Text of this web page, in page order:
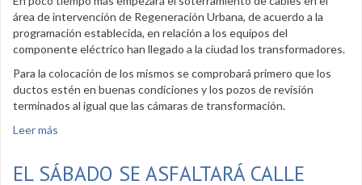
área de intervención de Regeneración Urbana, de acuerdo a la
programación establecida, en relación a los equipos del
componente eléctrico han llegado a la ciudad los transformadores.
Para la colocación de los mismos se comprobará primero que los
ductos estén en buenas condiciones y los pozos de revisión
terminados al igual que las cámaras de transformación.
Leer más
EL SÁBADO SE ASFALTARÁ CALLE